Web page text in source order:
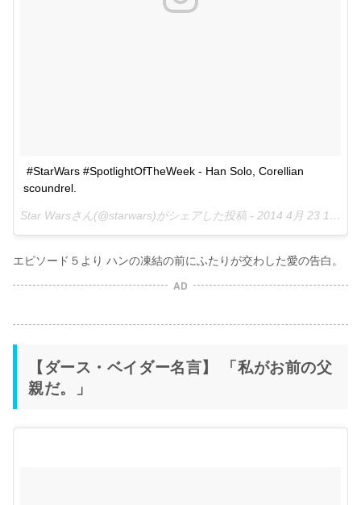
#StarWars #SpotlightOfTheWeek - Han Solo, Corellian
scoundrel.
Star Warsさん(@starwars)がシェアした投稿 - 2014 4月 23 12:43午後 PDT
エピソード５より ハンの凍結の前にふたりが交わした愛の告白。
AD
【ダース・ベイダー名言】 「私がお前の父
親だ。」